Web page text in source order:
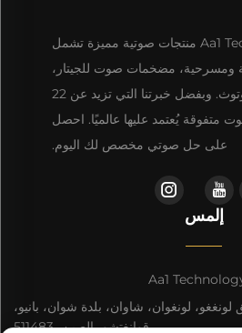
توفّر Aa1 Technology منتجات صوتية مميزة تشمل
ومسرحية، مضخمات صوت للجيتار،
ومكبرات صوت بلوتوث. وبفضل خبرتنا التي تزيد عن 22
متفوقة يُعتمد عليها عالميًا. احصل
على حل صوتي مخصص لك اليوم.
إلمس
Aa1
طريق لونغغو، لونغوان، شاوان، بلدة شوان، بانيو،
قوانغتشو، الصين، 511483